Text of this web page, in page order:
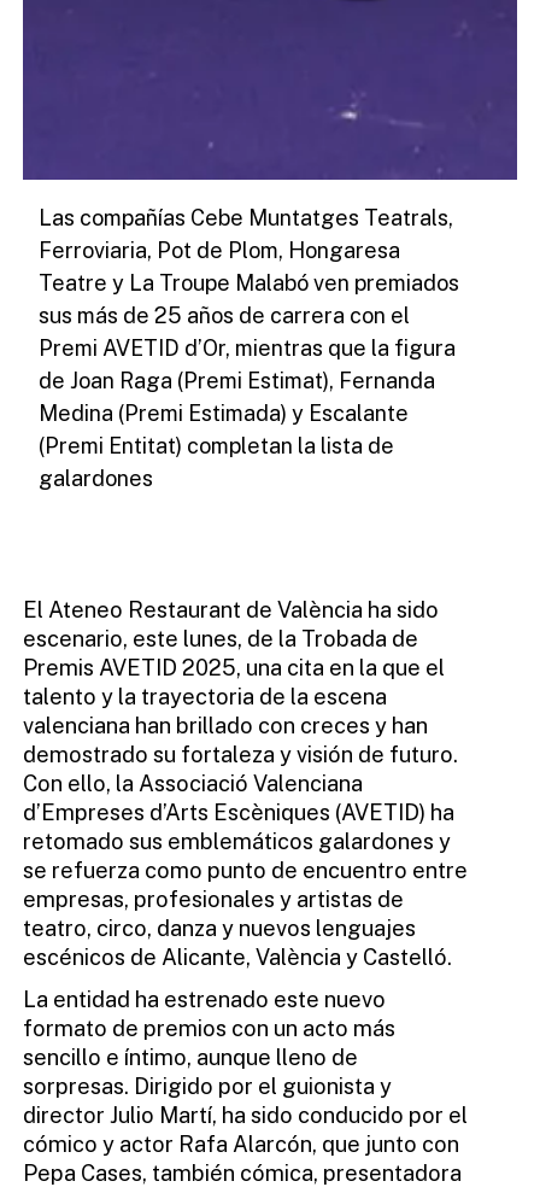
Las compañías Cebe Muntatges Teatrals,
Ferroviaria, Pot de Plom, Hongaresa
Teatre y La Troupe Malabó ven premiados
sus más de 25 años de carrera con el
Premi AVETID d’Or, mientras que la figura
de Joan Raga (Premi Estimat), Fernanda
Medina (Premi Estimada) y Escalante
(Premi Entitat) completan la lista de
galardones
El Ateneo Restaurant de València ha sido
escenario, este lunes, de la Trobada de
Premis AVETID 2025, una cita en la que el
talento y la trayectoria de la escena
valenciana han brillado con creces y han
demostrado su fortaleza y visión de futuro.
Con ello, la Associació Valenciana
d’Empreses d’Arts Escèniques (AVETID) ha
retomado sus emblemáticos galardones y
se refuerza como punto de encuentro entre
empresas, profesionales y artistas de
teatro, circo, danza y nuevos lenguajes
escénicos de Alicante, València y Castelló.
La entidad ha estrenado este nuevo
formato de premios con un acto más
sencillo e íntimo, aunque lleno de
sorpresas. Dirigido por el guionista y
director Julio Martí, ha sido conducido por el
cómico y actor Rafa Alarcón, que junto con
Pepa Cases, también cómica, presentadora